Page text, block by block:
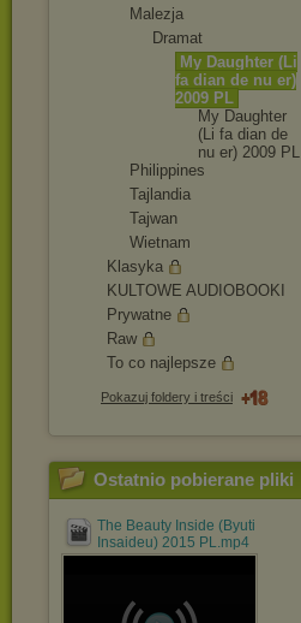
Malezja
Dramat
My Daughter (Li
fa dian de nu er)
2009 PL
My Daughter
(Li fa dian de
nu er) 2009 PL
Philippines
Tajlandia
Tajwan
Wietnam
Klasyka
KULTOWE AUDIOBOOKI
Prywatne
Raw
To co najlepsze
Pokazuj foldery i treści
Ostatnio pobierane pliki
The Beauty Inside (Byuti
Insaideu) 2015 PL.mp4